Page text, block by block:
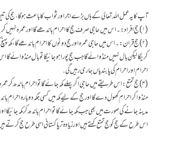
آپ کایہ عمل اللہ تعالیٰ کے ہاں بڑے اجر اور ثواب کا باعث ہوگا،حج کی
(۱)حج افراد:۔اس میں حاجی صرف حج کا احرام باندھے گا اور عمرہ نہیں کریگا .
(۲)حج قران:۔اس میں حاجی عمرہ اور حج دونوں کا احرام باندھے گا، مکہ
کریگا لیکن بال نہیں منڈوائے گا جب حج پورا ہوجائیگا تو بال منڈوائے
احرام اور احرام کی پابندیاں جاری رہیں گی.
(۳)حج تمتع: اس طریقے میں حاجی اگر پہلے مکہ جائے گا تو احرام باندھ کر
منڈواکر احرام کھول دے گا اور حج کے لیے مکہ میں کسی جگہ دوبارہ احرام
مدینہ جانے کی صورت میں بھی جب مکہ جائے گا تو احرام باندھ کر مکہ جائیگا
اس طرح کے حج کو حج تمتع کہتے ہیں اور زیادہ تر پاکستانی اسی طرح حج کرتے